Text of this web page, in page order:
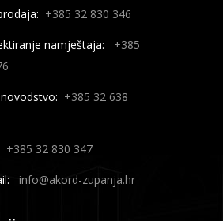
+385 32 830 346
namještaja:
+385
+385 32 638
+385 32 830 347
info@akord-zupanja.hr